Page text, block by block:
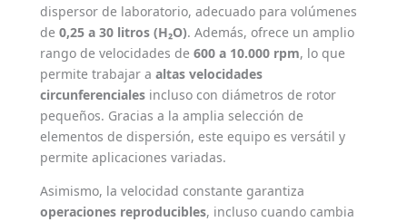
dispersor de laboratorio, adecuado para volúmenes
de 0,25 a 30 litros (H₂O). Además, ofrece un amplio
rango de velocidades de 600 a 10.000 rpm, lo que
permite trabajar a altas velocidades
circunferenciales incluso con diámetros de rotor
pequeños. Gracias a la amplia selección de
elementos de dispersión, este equipo es versátil y
permite aplicaciones variadas.
Asimismo, la velocidad constante garantiza
operaciones reproducibles, incluso cuando cambia